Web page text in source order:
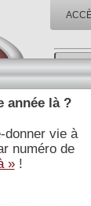
BOUTIQUE
année là ?
donner vie à
numéro de
»!